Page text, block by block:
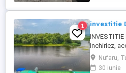
1 investitie
INVESTITIE
Inchiriez,
desfasurarii
alimentatie
Nufaru,
30 iunie